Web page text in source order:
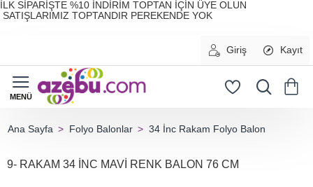
İLK SİPARİŞTE %10 İNDİRİM TOPTAN İÇİN ÜYE OLUN
SATIŞLARIMIZ TOPTANDIR PEREKENDE YOK
Giriş Kayıt
Folyo Balonlar 34 İnc Rakam Folyo Balon
9- RAKAM 34 İNC MAVİ RENK BALON 76 CM